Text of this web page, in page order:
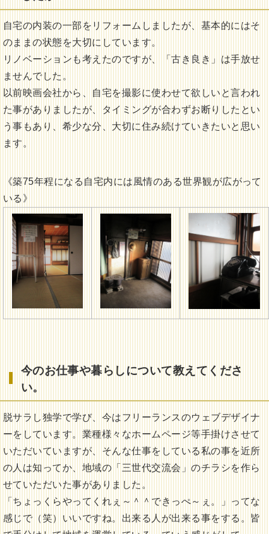
自宅の内装の一部をリフォームしましたが、基本的にはそ
のままの状態を大切にしています。
リノベーションも考えたのですが、「古き良き」は手放せ
ませんでした。
以前映画会社から、自宅を撮影に使わせて欲しいと言われ
た事がありましたが、タイミングが合わずお断りしたとい
う事もあり、希少な分、大切に住み続けていきたいと思い
ます。
《築75年程になる自宅内には風情のある世界観が広がって
いる》
今のお仕事や暮らしについて教えてくださ
い。
脱サラし独学で学び、今はフリーランスのウェブデザイナ
ーをしています。業種様々なホームページ等手掛けさせて
いただいていますが、そんな仕事をしている私の事を近所
の人は知ってか、地域の「三世代交流会」のチラシを作ら
せていただいた事がありました。
「ちょっくらやってくれぇ～＾＾できっぺ～ぇ。」ってな
感じで（笑）いいですね。出来る人が出来る事をする。皆